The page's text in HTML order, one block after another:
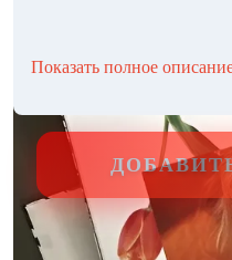
Показать полное